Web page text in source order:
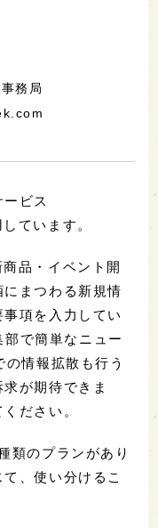
務局
ビス
ています。
品・イベント開
まつわる新規情
項を入力してい
で簡単なニュー
情報拡散も行う
が期待できま
ださい。
類のプランがあり
、使い分けるこ